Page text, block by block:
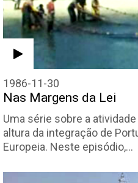
1986-11-30
Nas Margens da Lei
Uma série sobre a
altura da integração de
Europeia. Neste episódio,…